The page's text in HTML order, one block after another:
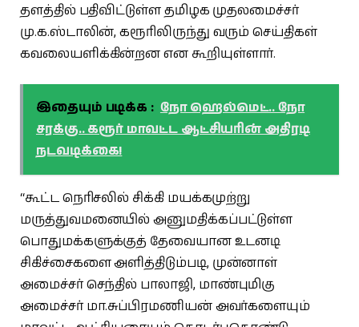
தளத்தில் பதிவிட்டுள்ள தமிழக முதலமைச்சர்
மு.க.ஸ்டாலின், கரூரிலிருந்து வரும் செய்திகள்
கவலையளிக்கின்றன என கூறியுள்ளார்.
இதையும் படிக்க : நோ ஹெல்மெட்.. நோ
சரக்கு.. கரூர் மாவட்ட ஆட்சியரின் அதிரடி
நடவடிக்கை!
“கூட்ட நெரிசலில் சிக்கி மயக்கமுற்று
மருத்துவமனையில் அனுமதிக்கப்பட்டுள்ள
பொதுமக்களுக்குத் தேவையான உடனடி
சிகிச்சைகளை அளித்திடும்படி, முன்னாள்
அமைச்சர் செந்தில் பாலாஜி, மாண்புமிகு
அமைச்சர் மா.சுப்பிரமணியன் அவர்களையும்